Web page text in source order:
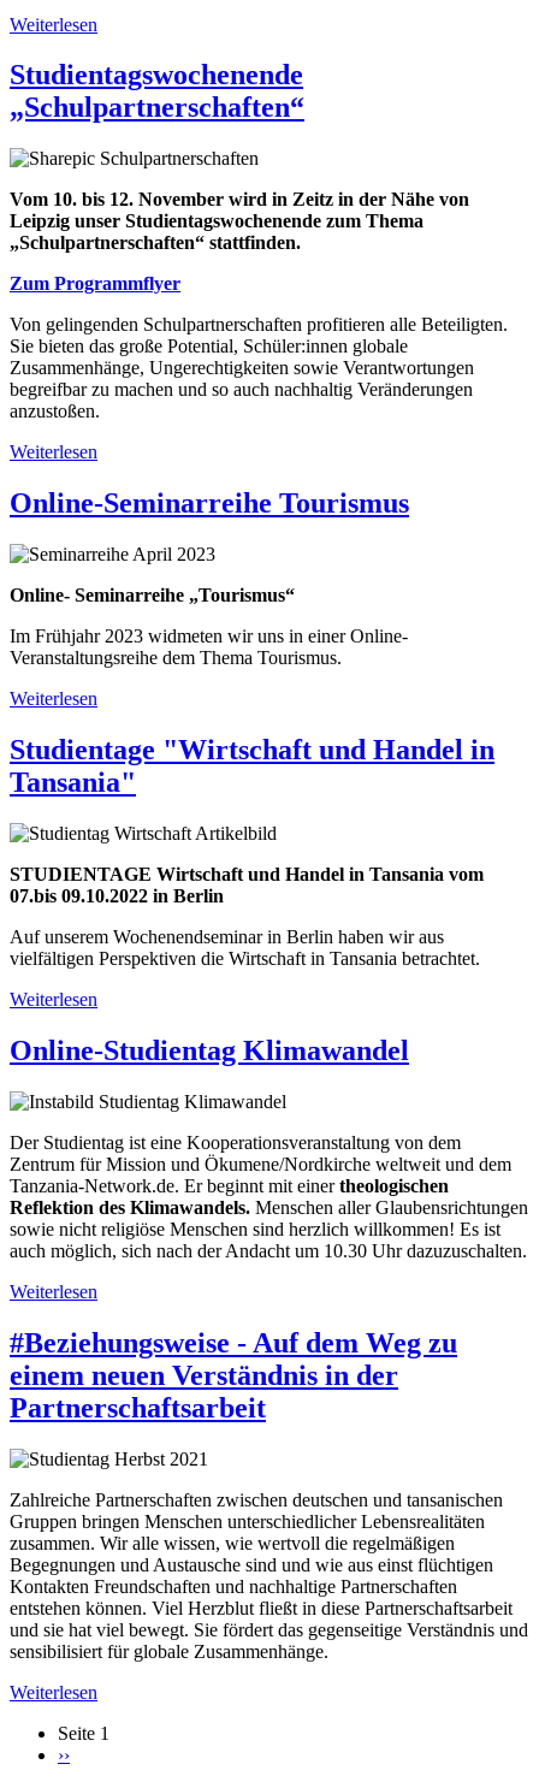
Weiterlesen
"Gutes
Leben
für
Sport
Tansania"
Studientagswochenende
„Schulpartnerschaften“
Vom 10. bis 12. November wird in Zeitz in der Nähe von
Leipzig unser Studientagswochenende zum Thema
„Schulpartnerschaften“ stattfinden.
Zum Programmflyer
Von gelingenden Schulpartnerschaften profitieren alle Beteiligten.
Sie bieten das große Potential, Schüler:innen globale
Zusammenhänge, Ungerechtigkeiten sowie Verantwortungen
begreifbar zu machen und so auch nachhaltig Veränderungen
anzustoßen.
Weiterlesen
„Schulpartnerschaften“
Online-Seminarreihe Tourismus
Online- Seminarreihe „Tourismus“
Im Frühjahr 2023 widmeten wir uns in einer Online-
Veranstaltungsreihe dem Thema Tourismus.
Weiterlesen
Seminarreihe
Tourismus
Studientage "Wirtschaft und Handel in
Tansania"
STUDIENTAGE Wirtschaft und Handel in Tansania vom
07.bis 09.10.2022 in Berlin
Auf unserem Wochenendseminar in Berlin haben wir aus
vielfältigen Perspektiven die Wirtschaft in Tansania betrachtet.
Weiterlesen
"Wirtschaft
und
in
Online-Studientag Klimawandel
Der Studientag ist eine Kooperationsveranstaltung von dem
Zentrum für Mission und Ökumene/Nordkirche weltweit und dem
Tanzania-Network.de. Er beginnt mit einertheologischen
Reflektion des Klimawandels. Menschen aller Glaubensrichtungen
sowie nicht religiöse Menschen sind herzlich willkommen! Es ist
auch möglich, sich nach der Andacht um 10.30 Uhr dazuzuschalten.
Weiterlesen
Studientag
Klimawandel
#Beziehungsweise - Auf dem Weg zu
einem neuen Verständnis in der
Partnerschaftsarbeit
Zahlreiche Partnerschaften zwischen deutschen und tansanischen
Gruppen bringen Menschen unterschiedlicher Lebensrealitäten
zusammen. Wir alle wissen, wie wertvoll die regelmäßigen
Begegnungen und Austausche sind und wie aus einst flüchtigen
Kontakten Freundschaften und nachhaltige Partnerschaften
entstehen können. Viel Herzblut fließt in diese Partnerschaftsarbeit
und sie hat viel bewegt. Sie fördert das gegenseitige Verständnis und
sensibilisiert für globale Zusammenhänge.
Weiterlesen
-
Seitennummerierung
Seite 1
Nächste
››